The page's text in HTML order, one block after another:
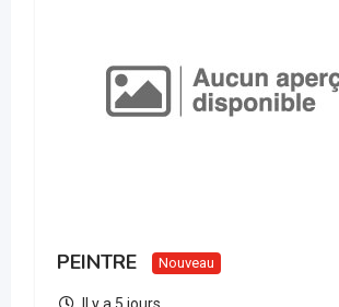
PEINTRE Nouveau